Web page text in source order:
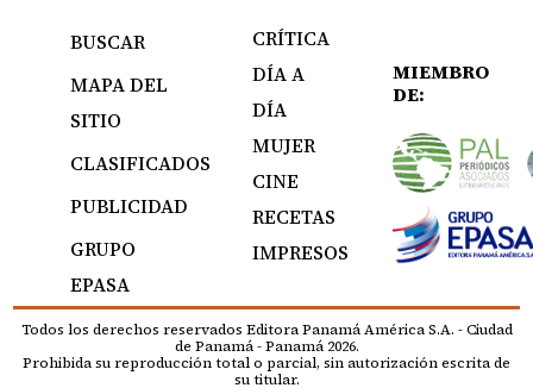
BUSCAR
MAPA DEL
SITIO
CLASIFICADOS
PUBLICIDAD
GRUPO
EPASA
CRÍTICA
DÍA A
DÍA
MUJER
CINE
RECETAS
IMPRESOS
MIEMBRO
DE:
Todos los derechos reservados Editora Panamá América S.A. - Ciudad
de Panamá - Panamá 2026.
Prohibida su reproducción total o parcial, sin autorización escrita de
su titular.